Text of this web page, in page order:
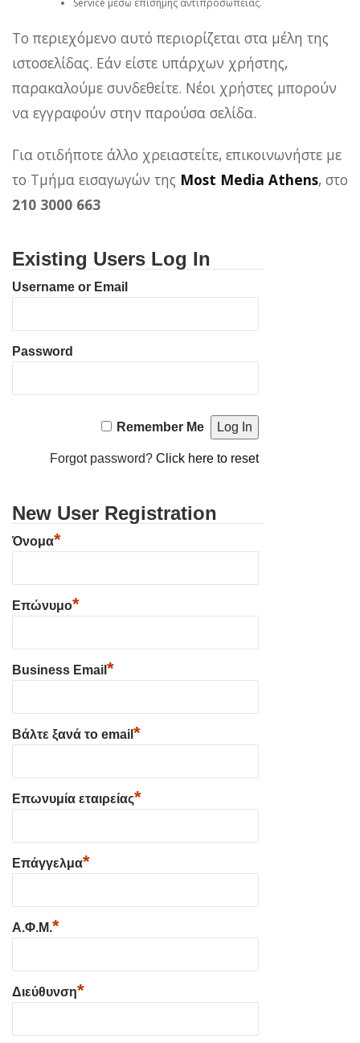
Το περιεχόμενο αυτό περιορίζεται στα μέλη της
ιστοσελίδας. Εάν είστε υπάρχων χρήστης,
παρακαλούμε συνδεθείτε. Νέοι χρήστες μπορούν
να εγγραφούν στην παρούσα σελίδα.
Για οτιδήποτε άλλο χρειαστείτε, επικοινωνήστε με
το Τμήμα εισαγωγών της Most Media Athens, στο
210 3000 663
Existing Users Log In
Username or Email
Password
Remember Me
Forgot password?Click here to reset
New User Registration
Όνομα*
Επώνυμο*
Business Email *
Βάλτε ξανά το email *
Επωνυμία εταιρείας*
Επάγγελμα*
Α.Φ.Μ.*
Διεύθυνση*